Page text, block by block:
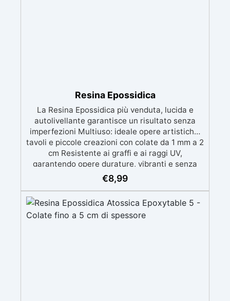
Resina Epossidica
La Resina Epossidica più venduta, lucida e
autolivellante garantisce un risultato senza
imperfezioni Multiuso: ideale opere artistiche,
tavoli e piccole creazioni con colate da 1 mm a 2
cm Resistente ai graffi e ai raggi UV,
garantendo opere durature, vibranti e senza
ingiallimenti nel tempo Bassa viscosità e
formula anti-bolle per risultati impeccabili,
Certificata Atossica post catalisi per contatto
con la pelle, BPA free e VoC Free
€8,99